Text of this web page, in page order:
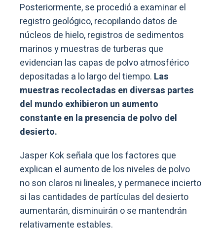
Posteriormente, se procedió a examinar el
registro geológico, recopilando datos de
núcleos de hielo, registros de sedimentos
marinos y muestras de turberas que
evidencian las capas de polvo atmosférico
depositadas a lo largo del tiempo. Las
muestras recolectadas en diversas partes
del mundo exhibieron un aumento
constante en la presencia de polvo del
desierto.
Jasper Kok señala que los factores que
explican el aumento de los niveles de polvo
no son claros ni lineales, y permanece incierto
si las cantidades de partículas del desierto
aumentarán, disminuirán o se mantendrán
relativamente estables.